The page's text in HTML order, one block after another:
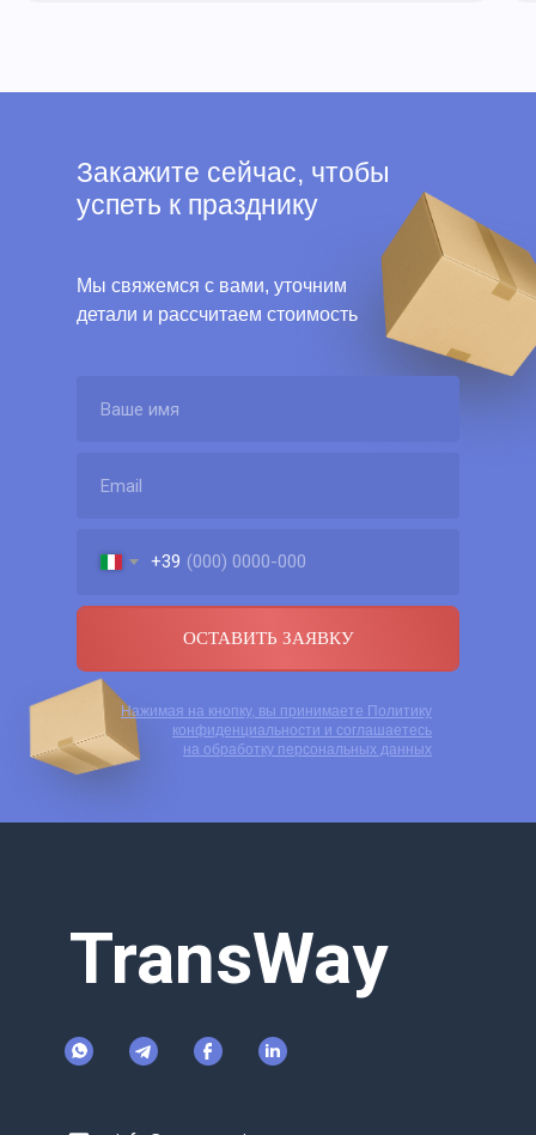
Закажите сейчас, чтобы
успеть к празднику
Нажимая на кнопку, вы принимаете Политику
конфиденциальности и соглашаетесь
на обработку персональных данных
Мы свяжемся с вами, уточним
детали и рассчитаем стоимость
+39
ОСТАВИТЬ ЗАЯВКУ
TransWay